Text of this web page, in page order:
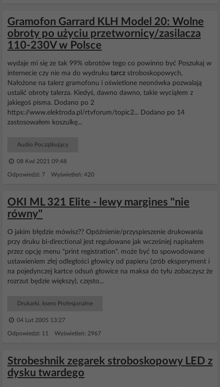
Gramofon Garrard KLH Model 20: Wolne
obroty po użyciu przetwornicy/zasilacza
110-230V w Polsce
wydaje mi się ze tak 99% obrotów tego co powinno być Poszukaj w
internecie czy nie ma do wydruku tarcz stroboskopowych,
Nałożone na talerz gramofonu i oświetlone neonówka pozwalają
ustalić obroty talerza. Kiedyś, dawno dawno, takie wyciąłem z
jakiegoś pisma. Dodano po 2
https://www.elektroda.pl/rtvforum/topic2... Dodano po 14
zastosowałem koszulkę...
Audio Początkujący
08 Kwi 2021 09:48
Odpowiedzi: 7 Wyświetleń: 420
OKI ML 321 Elite - lewy margines "nie
równy"
O jakim błędzie mówisz?? Opóźnienie/przyspieszenie drukowania
przy druku bi-directional jest regulowane jak wcześniej napisałem
przez opcję menu "print registration". może być to spowodowane
ustawieniem złej odległości głowicy od papieru (zrób eksperyment i
na pojedynczej kartce odsuń głowice na maksa do tyłu zobaczysz że
rozrzut będzie większy), często...
Drukarki, ksero Profesjonalne
04 Lut 2005 13:27
Odpowiedzi: 11 Wyświetleń: 2967
Strobeshnik zegarek stroboskopowy LED z
dysku twardego